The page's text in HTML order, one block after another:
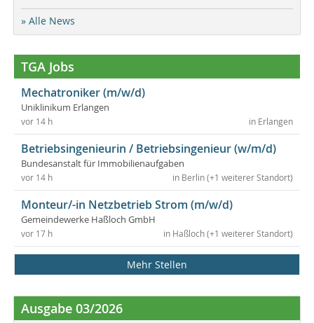
» Alle News
TGA Jobs
Mechatroniker (m/w/d)
Uniklinikum Erlangen
in Erlangen
vor 14 h
Betriebsingenieurin / Betriebsingenieur (w/m/d)
Bundesanstalt für Immobilienaufgaben
in Berlin (+1 weiterer Standort)
vor 14 h
Monteur/-in Netzbetrieb Strom (m/w/d)
Gemeindewerke Haßloch GmbH
in Haßloch (+1 weiterer Standort)
vor 17 h
Mehr Stellen
Ausgabe 03/2026